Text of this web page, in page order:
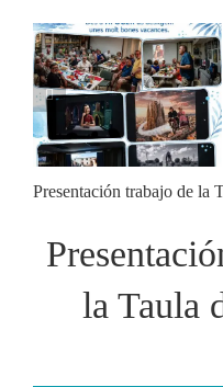
AFOCER
amb diverses
activitats de final
curs
Presentación trabajo de la
la Taula